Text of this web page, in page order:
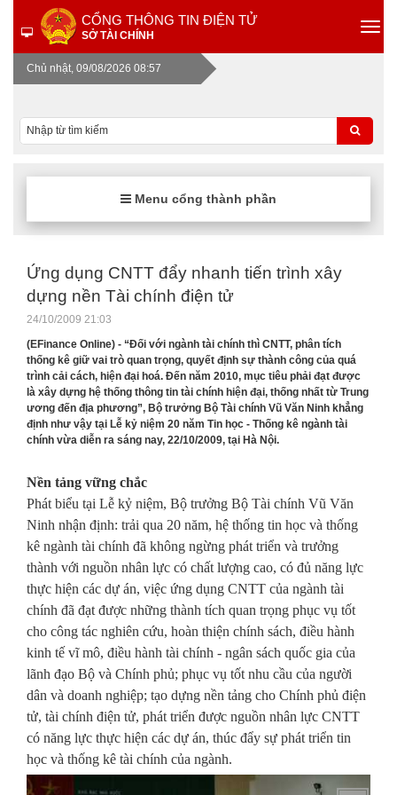
CỔNG THÔNG TIN ĐIỆN TỬ
SỞ TÀI CHÍNH
Chủ nhật, 09/08/2026 08:57
Menu cổng thành phần
Ứng dụng CNTT đẩy nhanh tiến trình xây
dựng nền Tài chính điện tử
24/10/2009 21:03
(EFinance Online) - “Đối với ngành tài chính thì CNTT, phân tích
thống kê giữ vai trò quan trọng, quyết định sự thành công của quá
trình cải cách, hiện đại hoá. Đến năm 2010, mục tiêu phải đạt được
là xây dựng hệ thống thông tin tài chính hiện đại, thống nhất từ Trung
ương đến địa phương”, Bộ trưởng Bộ Tài chính Vũ Văn Ninh khẳng
định như vậy tại Lễ kỷ niệm 20 năm Tin học - Thống kê ngành tài
chính vừa diễn ra sáng nay, 22/10/2009, tại Hà Nội.
Nền tảng vững chắc
Phát biểu tại Lễ kỷ niệm, Bộ trưởng Bộ Tài chính Vũ Văn
Ninh nhận định: trải qua 20 năm, hệ thống tin học và thống
kê ngành tài chính đã không ngừng phát triển và trưởng
thành với nguồn nhân lực có chất lượng cao, có đủ năng lực
thực hiện các dự án, việc ứng dụng CNTT của ngành tài
chính đã đạt được những thành tích quan trọng phục vụ tốt
cho công tác nghiên cứu, hoàn thiện chính sách, điều hành
kinh tế vĩ mô, điều hành tài chính - ngân sách quốc gia của
lãnh đạo Bộ và Chính phủ; phục vụ tốt nhu cầu của người
dân và doanh nghiệp; tạo dựng nền tảng cho Chính phủ điện
tử, tài chính điện tử, phát triển được nguồn nhân lực CNTT
có năng lực thực hiện các dự án, thúc đẩy sự phát triển tin
học và thống kê tài chính của ngành.